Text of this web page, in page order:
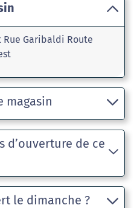
Rue Garibaldi Route
magasin
d’ouverture de ce
le dimanche ?